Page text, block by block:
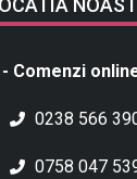
Comenzi
0238 566
0758 047